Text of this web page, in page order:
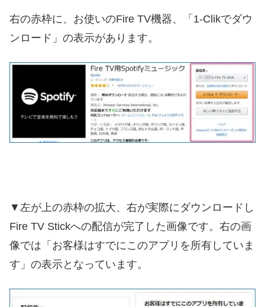
右の赤枠に、お使いのFire TV機器、「1-Clikでダウ
ンロード」の表示があります。
▼左が上の赤枠の拡大、右が実際にダウンロードし
Fire TV Stickへの配信が完了した画像です。右の画
像では「お客様はすでにこのアプリを所有していま
す」の表示となっています。